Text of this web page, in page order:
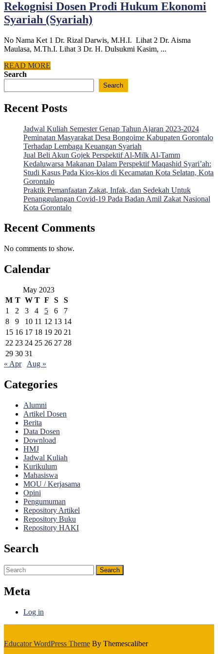
2023
Rekognisi Dosen Prodi Hukum Ekonomi
Syariah (Syariah)
Prodi
Syariah
No Nama Ket 1 Dr. Rizal Darwis, M.H.I. Lihat 2 Dr. Aisma
Maulasa, M.Th.I. Lihat 3 Dr. H. Dulsukmi Kasim, ...
READ MORE
Search
Search
Recent Posts
Jadwal Kuliah Semester Genap Tahun Ajaran 2023-2024
Peminatan Masyarakat Desa Bongoime Kabupaten Gorontalo
Terhadap Lembaga Keuangan Syariah
Jual Beli Akun Gojek Perspektif Al-Milk Al-Tamm
Kedaluwarsa Makanan Dalam Perspektif Maqashid Syari’ah:
Studi Kasus Pada Kios-kios di Kecamatan Kota Selatan, Kota
Gorontalo
Praktik Pemanfaatan Zakat, Infak, dan Sedekah Untuk
Penanggulangan Covid-19 Pada Badan Amil Zakat Nasional
Kota Gorontalo
Recent Comments
No comments to show.
Calendar
May 2023
M T W T F S
S
1
2 3 4 5 6
7
8
9 10 11 12 13 14
15 16 17 18 19 20 21
22 23 24 25 26 27 28
29 30 31
« Apr
Aug »
Categories
Alumni
Artikel Dosen
Berita
Data Dosen
Download
HMJ
Jadwal Kuliah
Kurikulum
Mahasiswa
MOU / Kerjasama
Opini
Pengumuman
Repository Artikel
Repository Buku
Repository HAKI
Search
Search
for:
Meta
Log in
Educator WordPress Theme By Themescaliber